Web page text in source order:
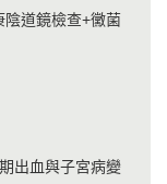
道鏡檢查+黴菌
出血與子宮病變